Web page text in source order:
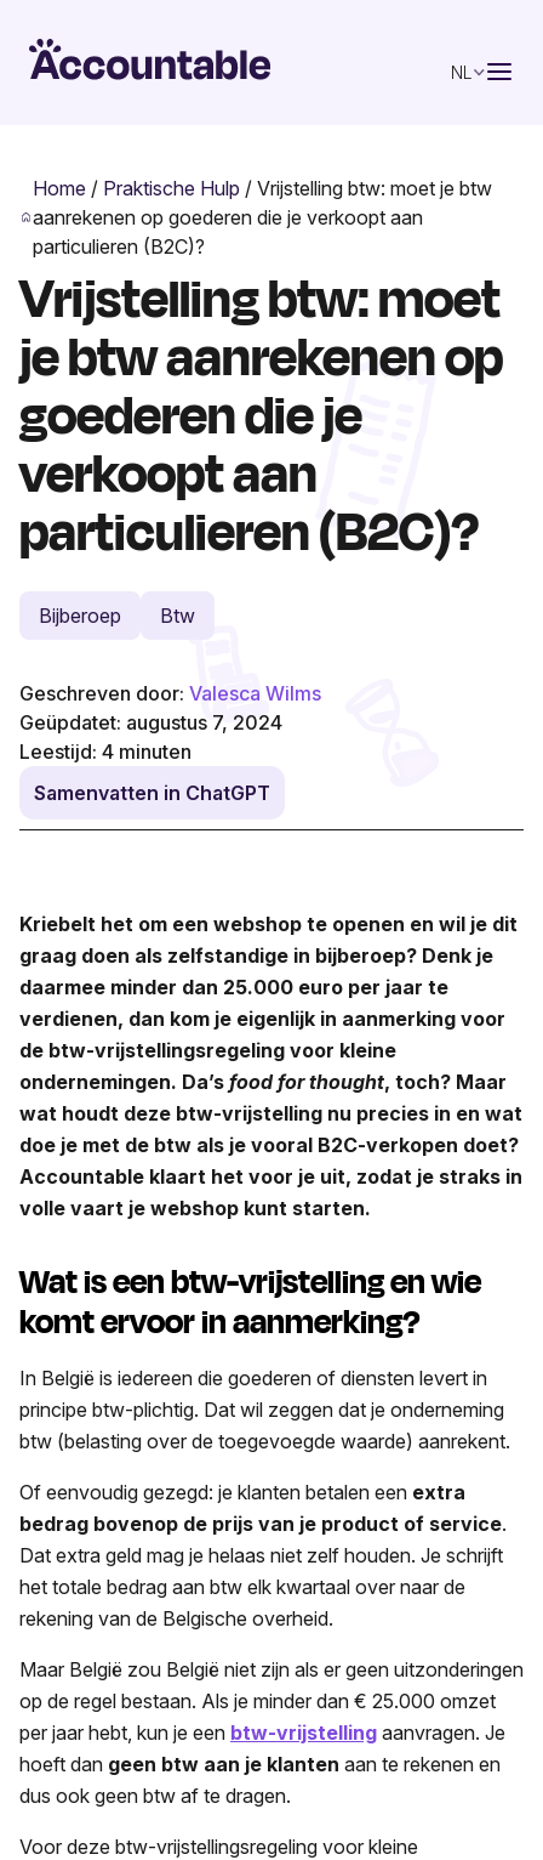
NL
Home / Praktische Hulp /Vrijstelling btw: moet je btw
aanrekenen op goederen die je verkoopt aan
particulieren (B2C)?
Vrijstelling btw: moet
je btw aanrekenen op
goederen die je
verkoopt aan
particulieren (B2C)?
Bijberoep Btw
Geschreven door: Valesca Wilms
Geüpdatet: augustus 7, 2024
Leestijd: 4 minuten
Samenvatten in ChatGPT
Kriebelt het om een webshop te openen en wil je dit
graag doen als zelfstandige in bijberoep? Denk je
daarmee minder dan 25.000 euro per jaar te
verdienen, dan kom je eigenlijk in aanmerking voor
de btw-vrijstellingsregeling voor kleine
ondernemingen. Da’s food for thought, toch? Maar
wat houdt deze btw-vrijstelling nu precies in en wat
doe je met de btw als je vooral B2C-verkopen doet?
Accountable klaart het voor je uit, zodat je straks in
volle vaart je webshop kunt starten.
Wat is een btw-vrijstelling en wie
komt ervoor in aanmerking?
In België is iedereen die goederen of diensten levert in
principe btw-plichtig. Dat wil zeggen dat je onderneming
btw (belasting over de toegevoegde waarde) aanrekent.
Of eenvoudig gezegd: je klanten betalen een extra
bedrag bovenop de prijs van je product of service.
Dat extra geld mag je helaas niet zelf houden. Je schrijft
het totale bedrag aan btw elk kwartaal over naar de
rekening van de Belgische overheid.
Maar België zou België niet zijn als er geen uitzonderingen
op de regel bestaan. Als je minder dan € 25.000 omzet
per jaar hebt, kun je een btw-vrijstelling aanvragen. Je
hoeft dan geen btw aan je klanten aan te rekenen en
dus ook geen btw af te dragen.
Voor deze btw-vrijstellingsregeling voor kleine